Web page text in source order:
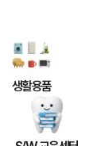
생활용품